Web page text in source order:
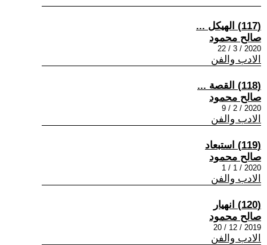
(117) الهيكل ...
صالح محمود
2020 / 3 / 22
الادب والفن
(118) القصة ...
صالح محمود
2020 / 2 / 9
الادب والفن
(119) استبعاد
صالح محمود
2020 / 1 / 1
الادب والفن
(120) انهيار
صالح محمود
2019 / 12 / 20
الادب والفن